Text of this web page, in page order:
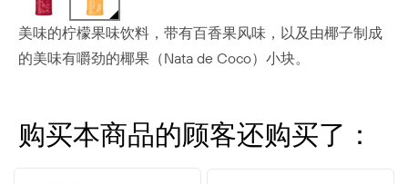
美味的柠檬果味饮料，带有百香果风味，以及由椰子制成
的美味有嚼劲的椰果（Nata de Coco）小块。
购买本商品的顾客还购买了：